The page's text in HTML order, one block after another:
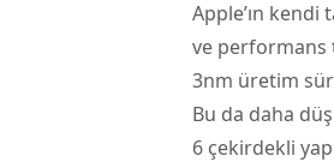
Apple’ın kendi
ve performans
3nm üretim
Bu da daha
6 çekirdekli